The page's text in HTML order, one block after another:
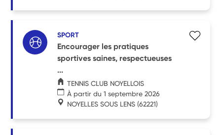
SPORT
Encourager les pratiques
sportives saines, respectueuses
...
TENNIS CLUB NOYELLOIS
À partir du 1 septembre 2026
NOYELLES SOUS LENS (62221)